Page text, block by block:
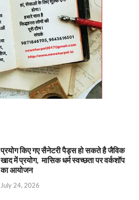
प्रयोग किए गए सैनेटरी पैड्स हो सकते है जैविक
खाद में प्रयोग, मासिक धर्म स्वच्छता पर वर्कशॉप
का आयोजन
July 24, 2026